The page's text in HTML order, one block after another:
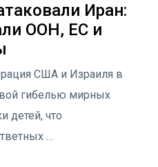
Иран:
ООН, ЕС и
США и Израиля в
гибелью мирных
детей, что
…